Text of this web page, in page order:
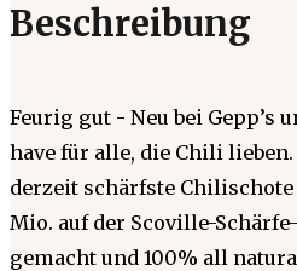
Beschreibung
Feurig gut - Neu bei Gepp’s
have für alle, die Chili
derzeit schärfste
Mio. auf der Scoville-
gemacht und 100% all